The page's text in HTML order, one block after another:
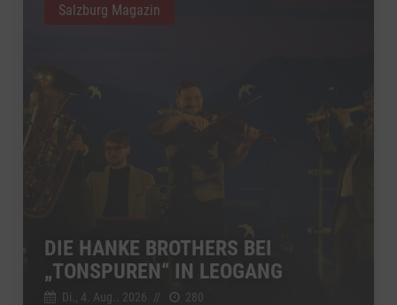
DIE HANKE BROTHERS BEI
„TONSPUREN“ IN LEOGANG
Di., 4. Aug.. 2026 // 280
Salzburg Magazin